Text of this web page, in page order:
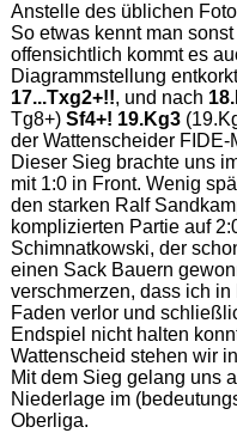
Anstelle des üblichen
So etwas kennt man
offensichtlich kommt es
Diagrammstellung
17...Txg2+!!, und nach
Tg8+) Sf4+! 19.Kg3
der Wattenscheider
Dieser Sieg brachte uns
mit 1:0 in Front. Wenig
den starken Ralf
komplizierten Partie auf
Schimnatkowski, der
einen Sack Bauern
verschmerzen, dass ich
Faden verlor und
Endspiel nicht halten
Wattenscheid stehen wir
Mit dem Sieg gelang uns
Niederlage im
Oberliga.